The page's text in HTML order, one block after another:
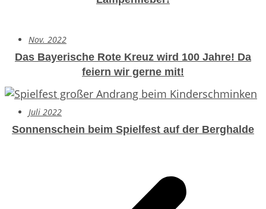
Nov. 2022
Das Bayerische Rote Kreuz wird 100 Jahre! Da
feiern wir gerne mit!
Juli 2022
Sonnenschein beim Spielfest auf der Berghalde